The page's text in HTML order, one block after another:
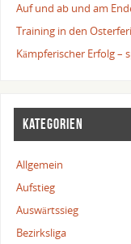
Auf und ab und am
Training in den
Kämpferischer Erfolg –
KATEGORIEN
Allgemein
Aufstieg
Auswärtssieg
Bezirksliga